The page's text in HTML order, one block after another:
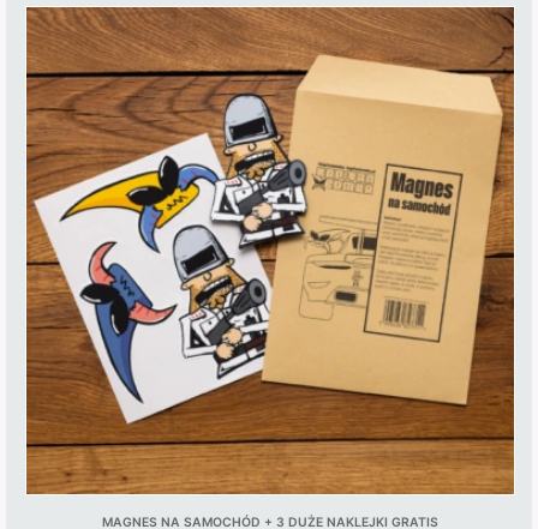
MAGNES NA SAMOCHÓD + 3 DUŻE NAKLEJKI GRATIS